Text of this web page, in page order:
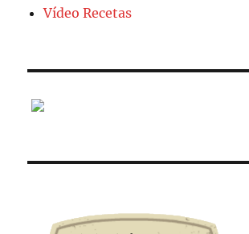
Vídeo Recetas